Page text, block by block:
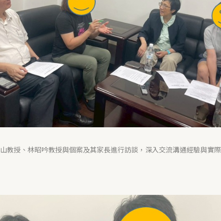
教授、林昭吟教授與個案及其家長進行訪談，深入交流溝通經驗與實